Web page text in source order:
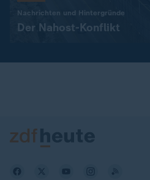
Nachrichten und Hintergründe
Der Nahost-Konflikt